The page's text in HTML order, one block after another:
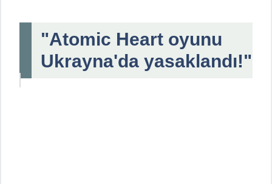
"Atomic Heart oyunu
Ukrayna'da yasaklandı!"